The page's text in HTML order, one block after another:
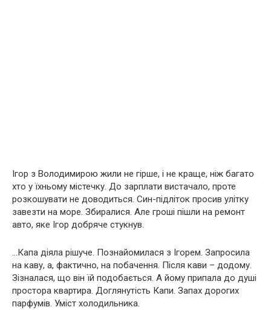
Ігор з Володимирою жили не гірше, і не краще, ніж багато
хто у їхньому містечку. До зарплати вистачало, проте
розкошувати не доводиться. Син-підліток просив улітку
завезти на море. Збиралися. Але гроші пішли на ремонт
авто, яке Ігор добряче стукнув.
…Капа діяла рішуче. Познайомилася з Ігорем. Запросила
на каву, а, фактично, на побачення. Після кави – додому.
Зізналася, що він їй подобається. А йому припала до душі
простора квартира. Доглянутість Капи. Запах дорогих
парфумів. Уміст холодильника.